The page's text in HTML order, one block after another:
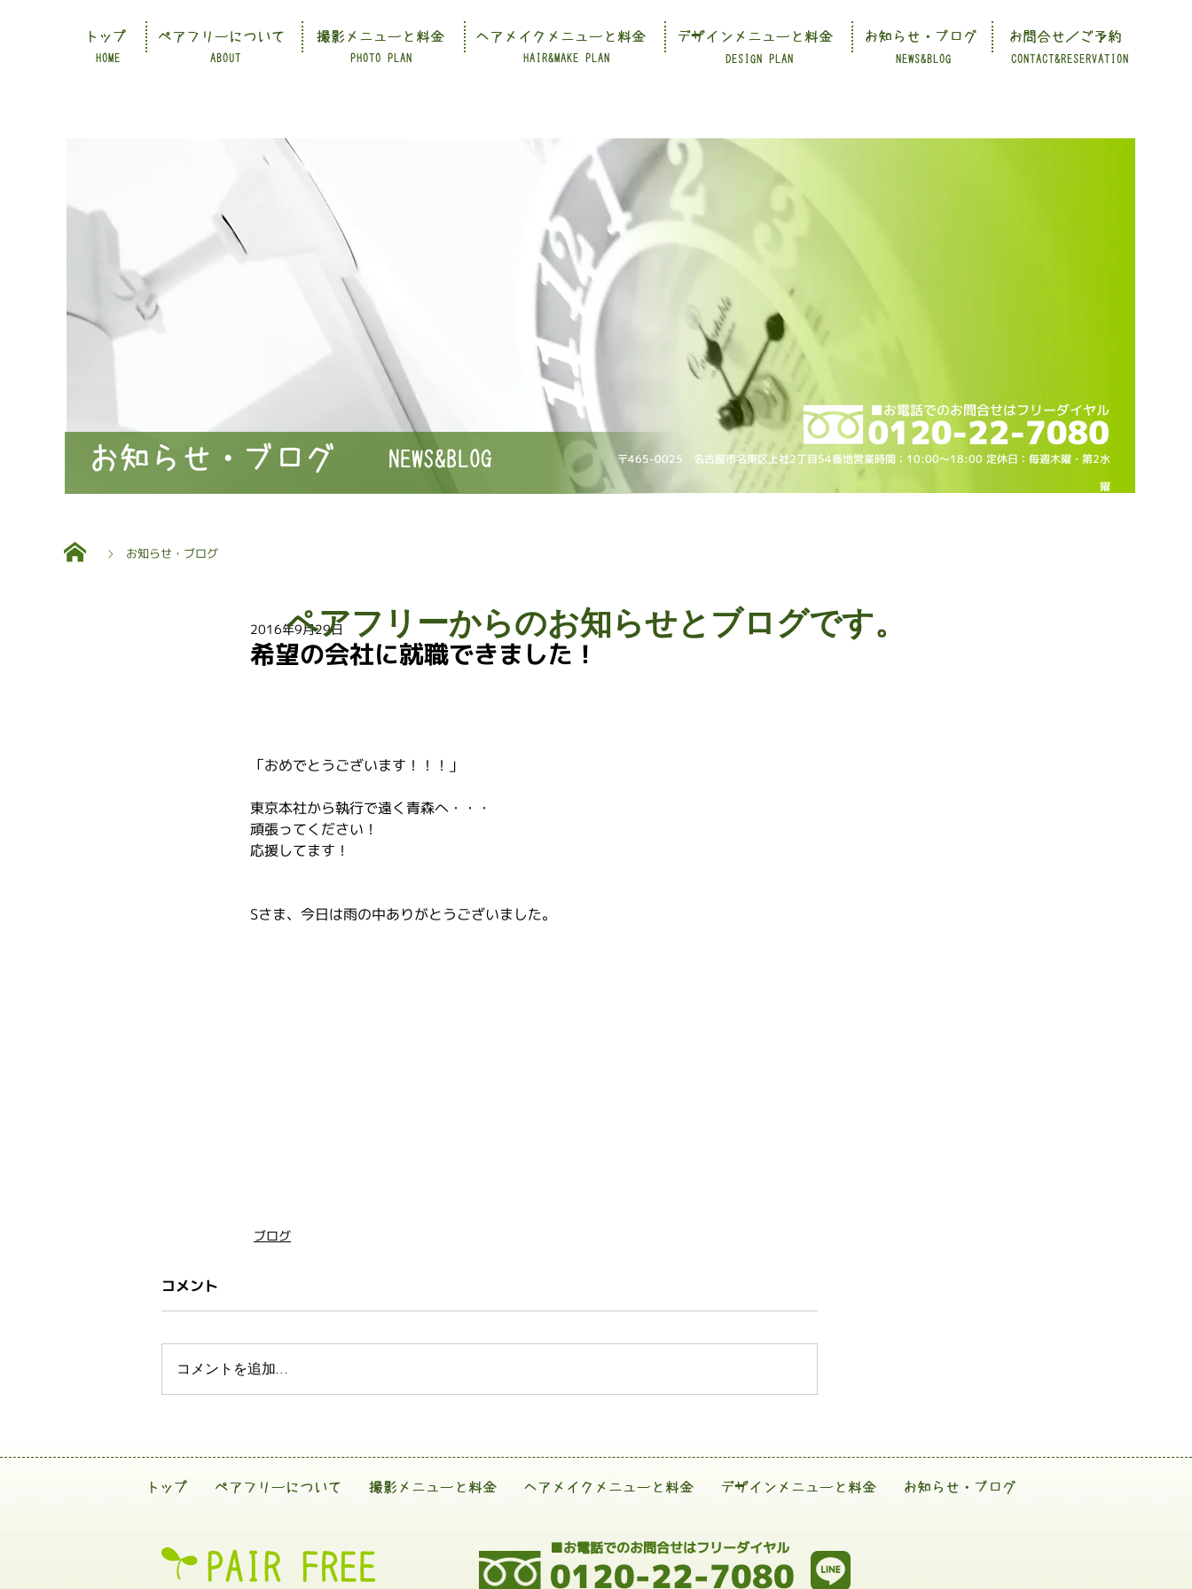
CONTACT&RESERVATION
HOME ABOUT PHOTO PLAN HAIR&MAKE PLAN DESIGN PLAN NEWS&BLOG
トップ ペアフリーについて 撮影メニューと料金 ヘアメイクメニューと料金 デザインメニューと料金 お知らせ・ブログ お問合せ／ご予約
〒465-0025 名古屋市名東区上社2丁目54番地営業時間：10:00～18:00 定休日：毎週木曜・第2水
曜
NEWS&BLOG
お知らせ・ブログ
お知らせ・ブログ
希望の会社に就職できました！
2016年9月29日
「おめでとうございます！！！」
東京本社から執行で遠く青森へ・・・
頑張ってください！
応援してます！
Sさま、今日は雨の中ありがとうございました。
ブログ
コメント
コメントを追加…
ペアフリーからのお知らせとブログです。
トップ ペアフリーについて 撮影メニューと料金 ヘアメイクメニューと料金 デザインメニューと料金 お知らせ・ブログ
0120-22-7080
■お電話でのお問合せはフリーダイヤル